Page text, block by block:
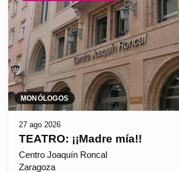
MONÓLOGOS
27 ago 2026
TEATRO: ¡¡Madre mía!!
Centro Joaquín Roncal
Zaragoza